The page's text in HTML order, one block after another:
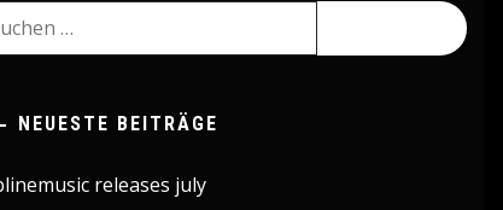
NEUESTE BEITRÄGE
releases july